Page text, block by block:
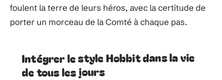
foulent la terre de leurs héros, avec la certitude de
porter un morceau de la Comté à chaque pas.
Intégrer le style Hobbit dans la vie
de tous les jours